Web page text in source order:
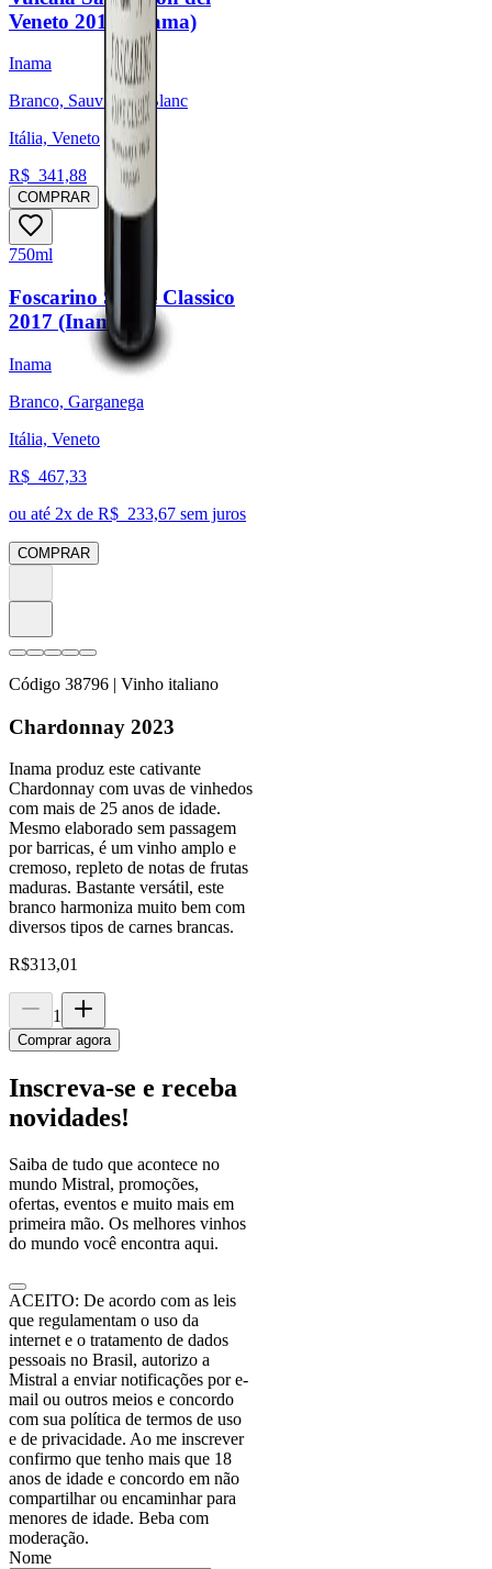
Veneto 2018 (Inama)
Inama
Branco, Sauvignon Blanc
Itália, Veneto
R$ 341,88
COMPRAR
750ml
Foscarino Soave Classico
2017 (Inama)
Inama
Branco, Garganega
Itália, Veneto
R$ 467,33
ou até 2x de R$ 233,67 sem juros
COMPRAR
Código 38796 | Vinho italiano
Chardonnay 2023
Inama produz este cativante
Chardonnay com uvas de vinhedos
com mais de 25 anos de idade.
Mesmo elaborado sem passagem
por barricas, é um vinho amplo e
cremoso, repleto de notas de frutas
maduras. Bastante versátil, este
branco harmoniza muito bem com
diversos tipos de carnes brancas.
R$313,01
1
Comprar agora
Inscreva-se e receba
novidades!
Saiba de tudo que acontece no
mundo Mistral, promoções,
ofertas, eventos e muito mais em
primeira mão. Os melhores vinhos
do mundo você encontra aqui.
ACEITO: De acordo com as leis
que regulamentam o uso da
internet e o tratamento de dados
pessoais no Brasil, autorizo a
Mistral a enviar notificações por e-
mail ou outros meios e concordo
com sua política de termos de uso
e de privacidade. Ao me inscrever
confirmo que tenho mais que 18
anos de idade e concordo em não
compartilhar ou encaminhar para
menores de idade. Beba com
moderação.
Nome